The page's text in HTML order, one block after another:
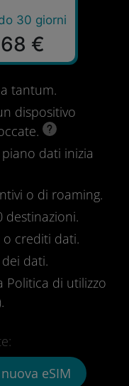
30 giorni
68 €
tantum.
dispositivo
dati inizia
o di roaming.
destinazioni.
o crediti dati.
dati.
Politica di utilizzo
eSIM